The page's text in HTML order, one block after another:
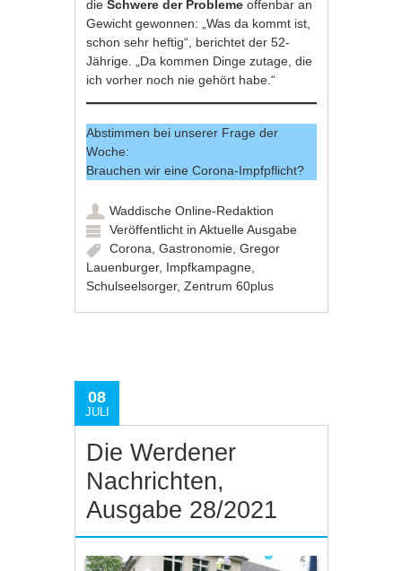
dieSchwere der Problemeoffenbar an
Gewicht gewonnen: „Was da kommt ist,
schon sehr heftig“, berichtet der 52-
Jährige. „Da kommen Dinge zutage, die
ich vorher noch nie gehört habe.“
Abstimmen bei unserer Frage der
Woche:
Brauchen wir eine Corona-Impfpflicht?
Waddische Online-Redaktion
Veröffentlicht inAktuelle Ausgabe
Corona ,Gastronomie ,Gregor
Lauenburger, Impfkampagne
Schulseelsorger,Zentrum 60plus
08
JULI
Die Werdener
Nachrichten,
Ausgabe 28/2021